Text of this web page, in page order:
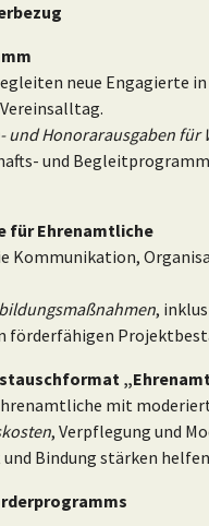
neue Engagierte
und Honorarausgaben
und
für Ehrenamtliche
Kommunikation,
,
förderfähigen
mit
, Verpflegung und
Bindung stärken